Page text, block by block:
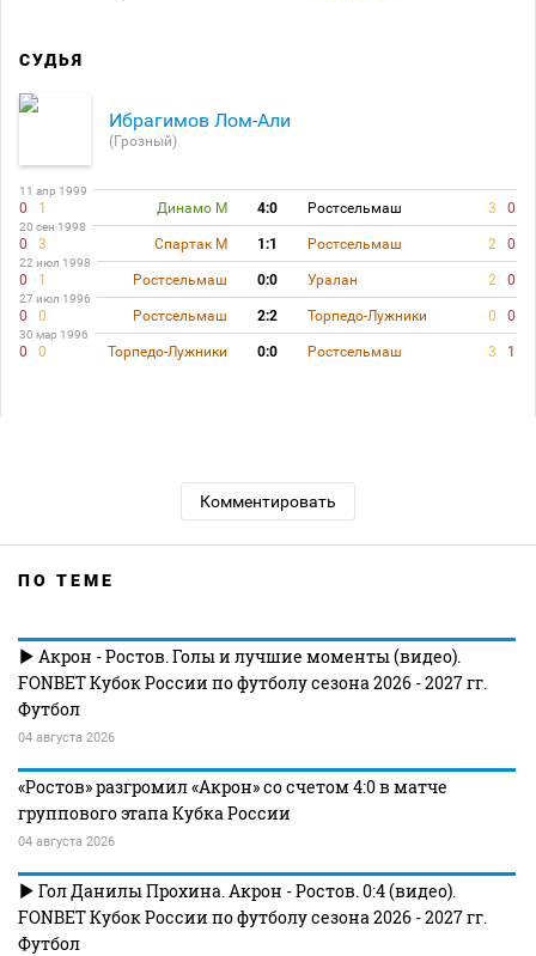
СУДЬЯ
Ибрагимов Лом-Али
(Грозный)
11 апр 1999
0 1 Динамо М 4:0 Ростсельмаш 3 0
20 сен 1998
0 3 Спартак М 1:1 Ростсельмаш 2 0
22 июл 1998
0 1 Ростсельмаш 0:0 Уралан 2 0
27 июл 1996
0 0 Ростсельмаш 2:2 Торпедо-Лужники 0 0
30 мар 1996
0 0 Торпедо-Лужники 0:0 Ростсельмаш 3 1
Комментировать
ПО ТЕМЕ
Акрон - Ростов. Голы и лучшие моменты (видео).
FONBET Кубок России по футболу сезона 2026 - 2027 гг.
Футбол
04 августа 2026
«Ростов» разгромил «Акрон» со счетом 4:0 в матче
группового этапа Кубка России
04 августа 2026
Гол Данилы Прохина. Акрон - Ростов. 0:4 (видео).
FONBET Кубок России по футболу сезона 2026 - 2027 гг.
Футбол